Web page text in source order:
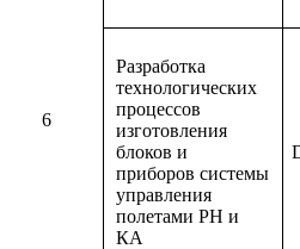
6
Разработка
технологических
процессов
изготовления
блоков и
приборов системы
управления
полетами РН и
КА